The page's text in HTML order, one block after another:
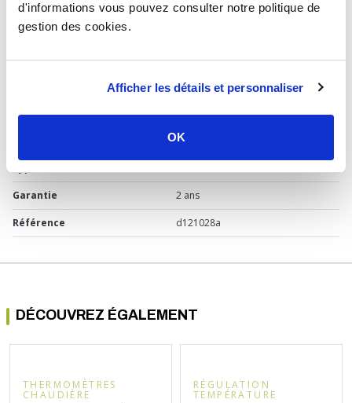
d'informations vous pouvez consulter notre politique de
gestion des cookies.
Afficher les détails et personnaliser
OK
Type de produit Thermostat
Garantie 2 ans
Référence d121028a
DÉCOUVREZ ÉGALEMENT
THERMOMÈTRES
CHAUDIÈRE
RÉGULATION
TEMPÉRATURE